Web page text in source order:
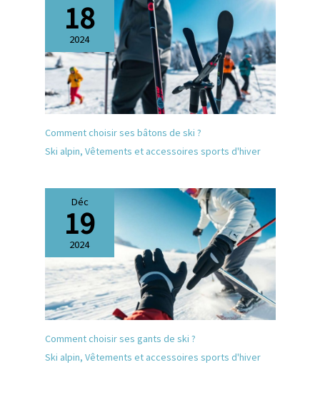
18
2024
Comment choisir ses bâtons de ski ?
Ski alpin, Vêtements et accessoires sports d'hiver
Déc
19
2024
Comment choisir ses gants de ski ?
Ski alpin, Vêtements et accessoires sports d'hiver